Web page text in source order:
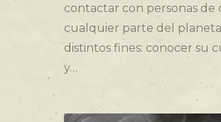
contactar con personas de
cualquier parte del
distintos fines: conocer su
y…